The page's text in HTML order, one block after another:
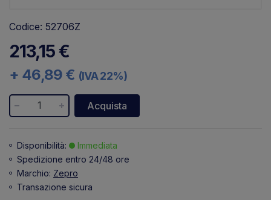
Codice: 52706Z
213,15 €
+ 46,89 € (IVA 22%)
Acquista
Disponibilità:
Immediata
Spedizione entro 24/48 ore
Marchio: Zepro
Transazione sicura